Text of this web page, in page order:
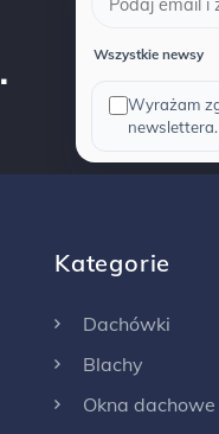
Wszystkie newsy
Wyrażam
newslettera.
Kategorie
Dachówki
Blachy
Okna dachowe